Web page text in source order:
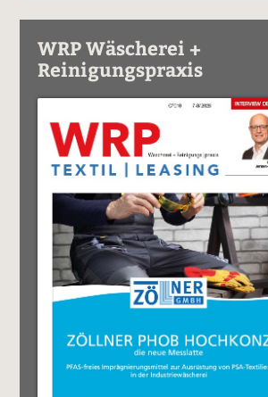
WRP Wäscherei +
Reinigungspraxis